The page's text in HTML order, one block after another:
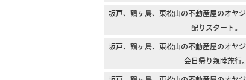
坂戸、鶴ヶ島、東松山の不動産屋のオヤ
配りスタート。
坂戸、鶴ヶ島、東松山の不動産屋のオヤ
会日帰り親睦旅行。